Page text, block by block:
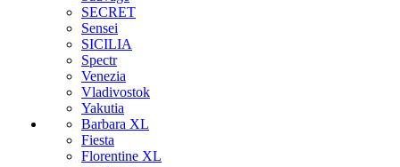
SECRET
Sensei
SICILIA
Spectr
Venezia
Vladivostok
Yakutia
Barbara XL
Fiesta
Florentine XL